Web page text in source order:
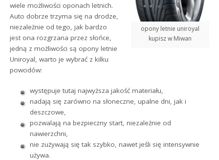
opony letnie uniroyal
kupisz w Miwan
wiele możliwości oponach letnich.
Auto dobrze trzyma się na drodze,
niezależnie od tego, jak bardzo
jest ona rozgrzana przez słońce,
jedną z możliwości są opony letnie
Uniroyal, warto je wybrać z kilku
powodów:
występuje tutaj najwyższa jakość materiału,
nadają się zarówno na słoneczne, upalne dni, jak i
deszczowe,
pozwalają na bezpieczny start, niezależnie od
nawierzchni,
nie zużywają się tak szybko, nawet jeśli się intensywnie
używa.